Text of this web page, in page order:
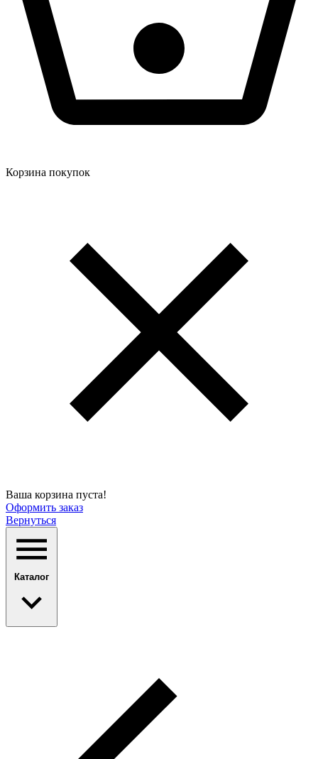
Корзина покупок
Ваша корзина пуста!
Оформить заказ
Вернуться
Каталог